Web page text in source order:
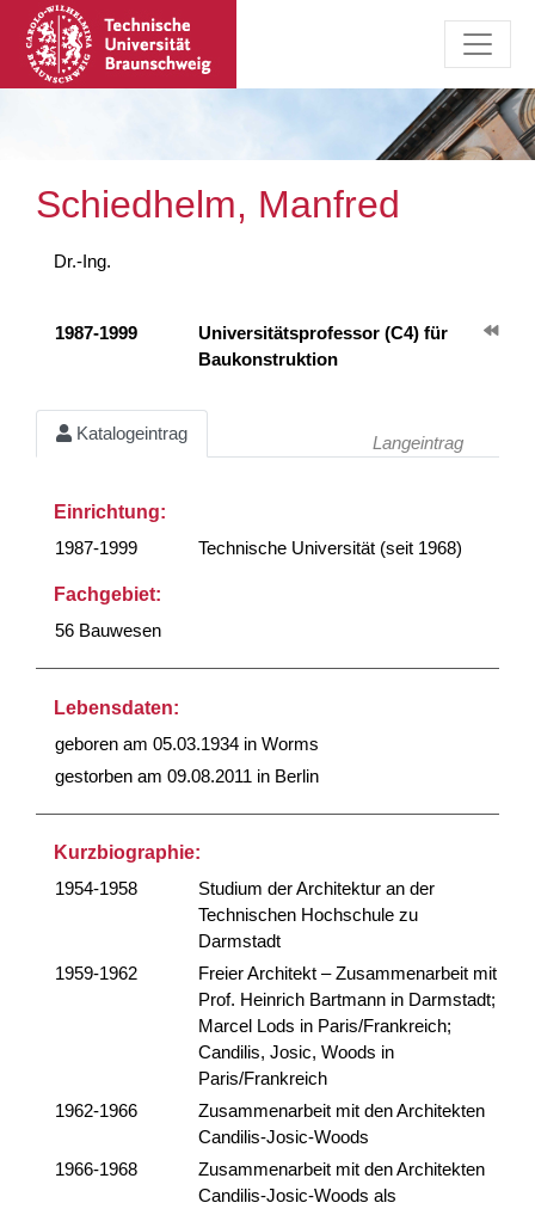
Schiedhelm, Manfred
Dr.-Ing.
1987-1999
Universitätsprofessor (C4) für
Baukonstruktion
Katalogeintrag Langeintrag
Einrichtung:
1987-1999
Technische Universität (seit 1968)
Fachgebiet:
56 Bauwesen
Lebensdaten:
geboren am 05.03.1934 in Worms
gestorben am 09.08.2011 in Berlin
Kurzbiographie:
1954-1958
Studium der Architektur an der
Technischen Hochschule zu
Darmstadt
1959-1962
Freier Architekt – Zusammenarbeit mit
Prof. Heinrich Bartmann in Darmstadt;
Marcel Lods in Paris/Frankreich;
Candilis, Josic, Woods in
Paris/Frankreich
1962-1966
Zusammenarbeit mit den Architekten
Candilis-Josic-Woods
1966-1968
Zusammenarbeit mit den Architekten
Candilis-Josic-Woods als